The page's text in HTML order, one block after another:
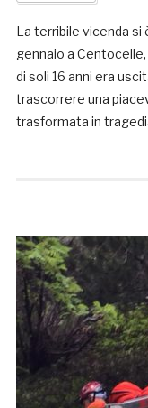
La terribile vicenda si
gennaio a
di soli 16 anni era
trascorrere una
trasformata in